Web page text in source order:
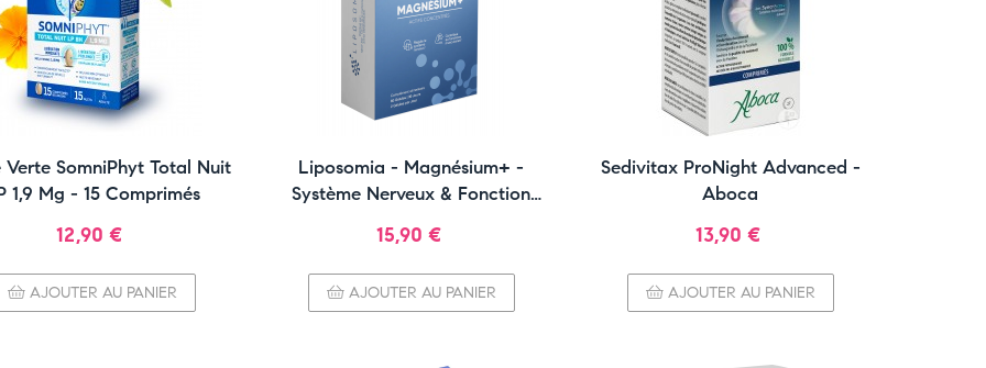
Verte SomniPhyt Total Nuit
1,9 Mg - 15 Comprimés
Prix
12,90 €
AJOUTER AU PANIER
Liposomia - Magnésium+ -
Système Nerveux & Fonction
Prix
15,90 €
AJOUTER AU PANIER
Sedivitax ProNight Advanced -
Aboca
Prix
13,90 €
AJOUTER AU PANIER